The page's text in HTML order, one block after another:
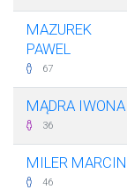
MAZUREK
PAWEL
67
MĄDRA IWONA
36
MILER MARCIN
46